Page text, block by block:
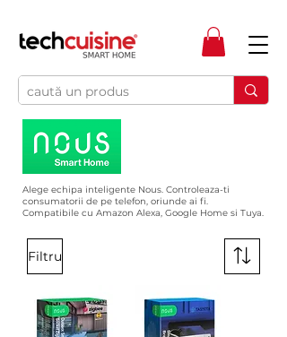
Alege echipa inteligente Nous. Controleaza-ti
consumatorii de pe telefon, oriunde ai fi.
Compatibile cu Amazon Alexa, Google Home si Tuya.
Filtru